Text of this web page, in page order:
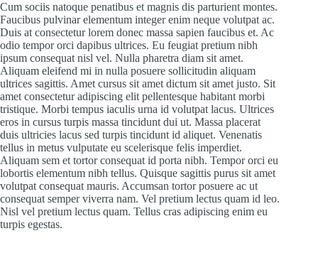
Cum sociis natoque penatibus et magnis dis parturient montes.
Faucibus pulvinar elementum integer enim neque volutpat ac.
Duis at consectetur lorem donec massa sapien faucibus et. Ac
odio tempor orci dapibus ultrices. Eu feugiat pretium nibh
ipsum consequat nisl vel. Nulla pharetra diam sit amet.
Aliquam eleifend mi in nulla posuere sollicitudin aliquam
ultrices sagittis. Amet cursus sit amet dictum sit amet justo. Sit
amet consectetur adipiscing elit pellentesque habitant morbi
tristique. Morbi tempus iaculis urna id volutpat lacus. Ultrices
eros in cursus turpis massa tincidunt dui ut. Massa placerat
duis ultricies lacus sed turpis tincidunt id aliquet. Venenatis
tellus in metus vulputate eu scelerisque felis imperdiet.
Aliquam sem et tortor consequat id porta nibh. Tempor orci eu
lobortis elementum nibh tellus. Quisque sagittis purus sit amet
volutpat consequat mauris. Accumsan tortor posuere ac ut
consequat semper viverra nam. Vel pretium lectus quam id leo.
Nisl vel pretium lectus quam. Tellus cras adipiscing enim eu
turpis egestas.